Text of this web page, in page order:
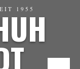
1955